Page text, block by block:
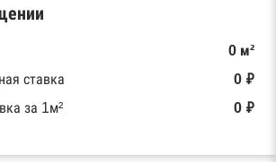
0 м²
ставка
0 ₽
за 1м²
0 ₽